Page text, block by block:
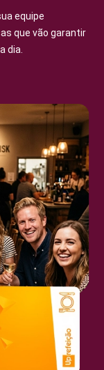
equipe
que vão garantir
dia.